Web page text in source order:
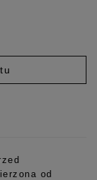
od